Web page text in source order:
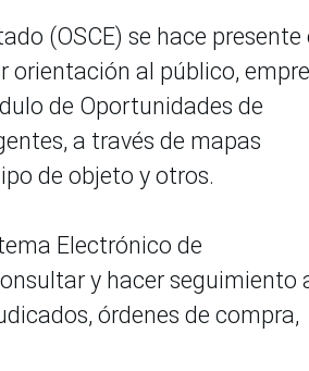
(OSCE) se hace presente
orientación al público,
de Oportunidades de
a través de mapas
de objeto y otros.
Electrónico de
y hacer seguimiento
órdenes de compra,